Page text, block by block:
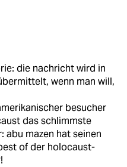
die nachricht wird in
wenn man will,
besucher
das schlimmste
abu mazen hat seinen
of der holocaust-